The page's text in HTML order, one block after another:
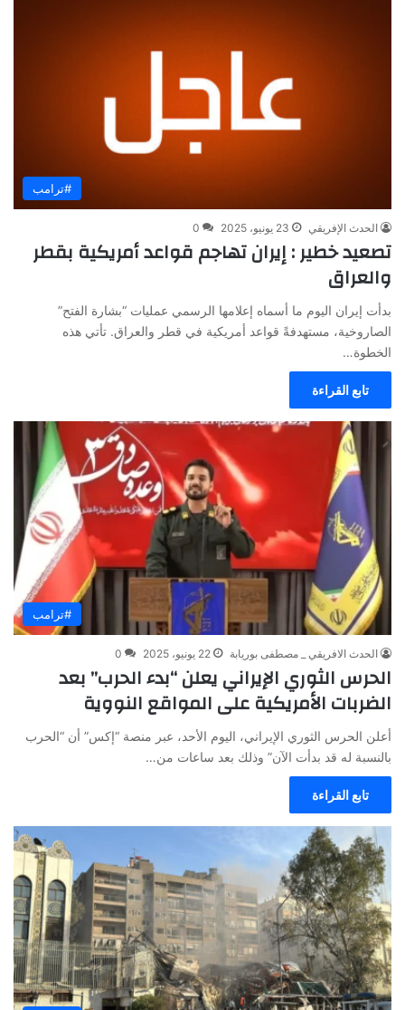
#ترامب
الحدث الإفريقي 23 يونيو، 2025 0
تصعيد خطير : إيران تهاجم قواعد أمريكية بقطر
والعراق
بدأت إيران اليوم ما أسماه إعلامها الرسمي عمليات “بشارة الفتح”
الصاروخية، مستهدفةً قواعد أمريكية في قطر والعراق. تأتي هذه
الخطوة…
تابع القراءة
#ترامب
الحدث الافريقي _ مصطفى بوريابة 22 يونيو، 2025 0
الحرس الثوري الإيراني يعلن “بدء الحرب” بعد
الضربات الأمريكية على المواقع النووية
أعلن الحرس الثوري الإيراني، اليوم الأحد، عبر منصة “إكس” أن “الحرب
بالنسبة له قد بدأت الآن” وذلك بعد ساعات من…
تابع القراءة